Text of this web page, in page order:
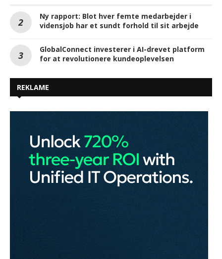
Ny rapport: Blot hver femte medarbejder i
vidensjob har et sundt forhold til sit arbejde
GlobalConnect investerer i AI-drevet platform
for at revolutionere kundeoplevelsen
REKLAME